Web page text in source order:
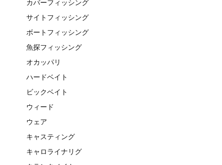
カバーフィッシング
サイトフィッシング
ボートフィッシング
魚探フィッシング
オカッパリ
ハードベイト
ビックベイト
ウィード
ウェア
キャスティング
キャロライナリグ